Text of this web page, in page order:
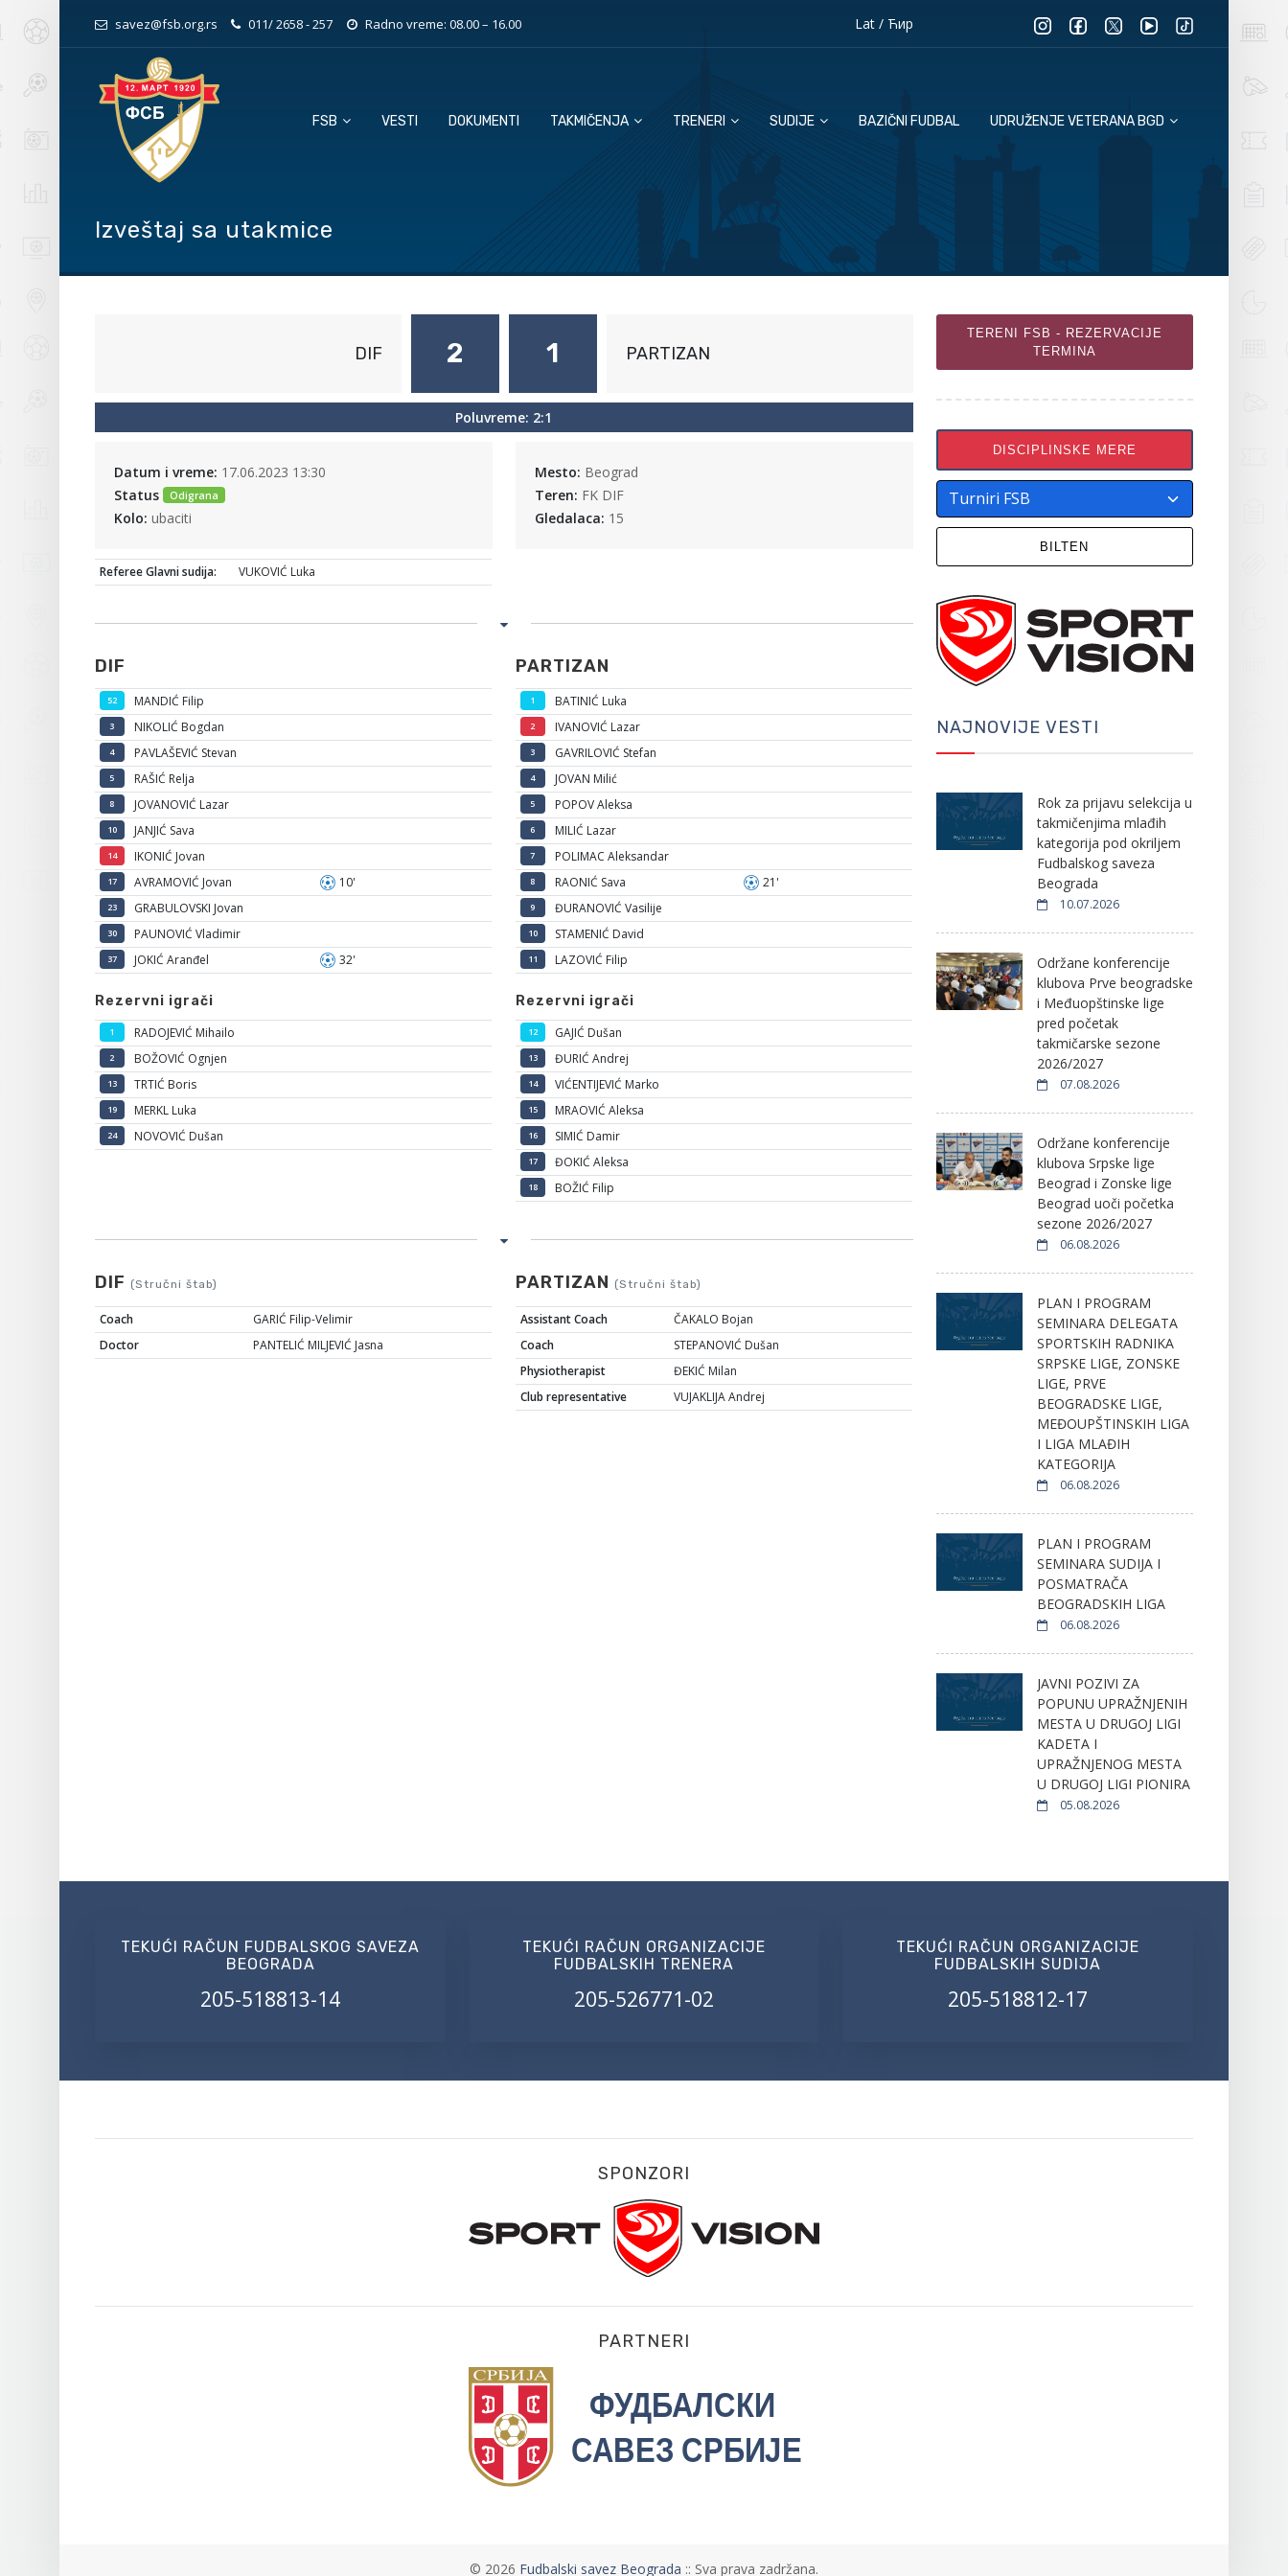
savez@fsb.org.rs 011/ 2658 - 257 Radno vreme: 08.00 – 16.00 Lat/ Ћир
FSB VESTI DOKUMENTI TAKMIČENJA TRENERI SUDIJE BAZIČNI FUDBAL UDRUŽENJE VETERANA BGD
Izveštaj sa utakmice
DIF 2 1 PARTIZAN
Poluvreme: 2:1
Datum i vreme: 17.06.2023 13:30
Status
Odigrana
Kolo: ubaciti
Mesto: Beograd
Teren: FK DIF
Gledalaca: 15
Referee Glavni sudija: VUKOVIĆ Luka
DIF
52 MANDIĆ Filip
3 NIKOLIĆ Bogdan
4 PAVLAŠEVIĆ Stevan
5 RAŠIĆ Relja
8 JOVANOVIĆ Lazar
10 JANJIĆ Sava
14 IKONIĆ Jovan
17 AVRAMOVIĆ Jovan 10'
23 GRABULOVSKI Jovan
30 PAUNOVIĆ Vladimir
37 JOKIĆ Aranđel 32'
Rezervni igrači
1 RADOJEVIĆ Mihailo
2 BOŽOVIĆ Ognjen
13 TRTIĆ Boris
19 MERKL Luka
24 NOVOVIĆ Dušan
PARTIZAN
1 BATINIĆ Luka
2 IVANOVIĆ Lazar
3 GAVRILOVIĆ Stefan
4 JOVAN Milić
5 POPOV Aleksa
6 MILIĆ Lazar
7 POLIMAC Aleksandar
8 RAONIĆ Sava 21'
9 ĐURANOVIĆ Vasilije
10 STAMENIĆ David
11 LAZOVIĆ Filip
Rezervni igrači
12 GAJIĆ Dušan
13 ĐURIĆ Andrej
14 VIĆENTIJEVIĆ Marko
15 MRAOVIĆ Aleksa
16 SIMIĆ Damir
17 ĐOKIĆ Aleksa
18 BOŽIĆ Filip
DIF (Stručni štab)
Coach
GARIĆ Filip-Velimir
Doctor
PANTELIĆ MILJEVIĆ Jasna
PARTIZAN (Stručni štab)
Assistant Coach
ČAKALO Bojan
Coach
STEPANOVIĆ Dušan
Physiotherapist
ĐEKIĆ Milan
Club representative
VUJAKLIJA Andrej
TERENI FSB - REZERVACIJE
TERMINA
DISCIPLINSKE MERE
BILTEN
NAJNOVIJE VESTI
Rok za prijavu selekcija u
takmičenjima mlađih
kategorija pod okriljem
Fudbalskog saveza
Beograda
10.07.2026
Održane konferencije
klubova Prve beogradske
i Međuopštinske lige
pred početak
takmičarske sezone
2026/2027
07.08.2026
Održane konferencije
klubova Srpske lige
Beograd i Zonske lige
Beograd uoči početka
sezone 2026/2027
06.08.2026
PLAN I PROGRAM
SEMINARA DELEGATA
SPORTSKIH RADNIKA
SRPSKE LIGE, ZONSKE
LIGE, PRVE
BEOGRADSKE LIGE,
MEĐOUPŠTINSKIH LIGA
I LIGA MLAĐIH
KATEGORIJA
06.08.2026
PLAN I PROGRAM
SEMINARA SUDIJA I
POSMATRAČA
BEOGRADSKIH LIGA
06.08.2026
JAVNI POZIVI ZA
POPUNU UPRAŽNJENIH
MESTA U DRUGOJ LIGI
KADETA I
UPRAŽNJENOG MESTA
U DRUGOJ LIGI PIONIRA
05.08.2026
TEKUĆI RAČUN FUDBALSKOG SAVEZA
BEOGRADA
205-518813-14
TEKUĆI RAČUN ORGANIZACIJE
FUDBALSKIH TRENERA
205-526771-02
TEKUĆI RAČUN ORGANIZACIJE
FUDBALSKIH SUDIJA
205-518812-17
SPONZORI
PARTNERI
© 2026 Fudbalski savez Beograda :: Sva prava zadržana.